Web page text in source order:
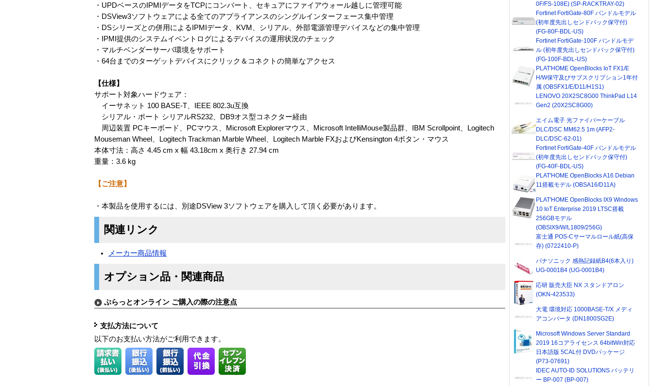
・UPDベースのIPMIデータをTCPにコンバート、セキュアにファイアウォール越しに管理可能
・DSView3ソフトウェアによる全てのアプライアンスのシングルインターフェース集中管理
・DSシリーズとの併用によるIPMIデータ、KVM、シリアル、外部電源管理デバイスなどの集中管理
・IPMI提供のシステムイベントログによるデバイスの運用状況のチェック
・マルチベンダーサーバ環境をサポート
・64台までのターゲットデバイスにクリック＆コネクトの簡単なアクセス
【仕様】
サポート対象ハードウェア：
イーサネット 100 BASE-T、IEEE 802.3u互換
シリアル・ポート シリアルRS232、DB9オス型コネクター経由
周辺装置 PCキーボード、PCマウス、Microsoft Explorerマウス、Microsoft IntelliMouse製品群、IBM Scrollpoint、Logitech
Mouseman Wheel、Logitech Trackman Marble Wheel、Logitech Marble FXおよびKensington 4ボタン・マウス
本体寸法：高さ 4.45 cm x 幅 43.18cm x 奥行き 27.94 cm
重量：3.6 kg
【ご注意】
・本製品を使用するには、別途DSView 3ソフトウェアを購入して頂く必要があります。
関連リンク
メーカー商品情報
オプション品・関連商品
ぷらっとオンライン ご購入の際の注意点
支払方法について
以下のお支払い方法がご利用できます。
0F/FS-108E) (SP-RACKTRAY-02)
Fortinet FortiGate-80F バンドルモデル
(初年度先出しセンドバック保守付)
(FG-80F-BDL-US)
Fortinet FortiGate-100F バンドルモデ
ル (初年度先出しセンドバック保守付)
(FG-100F-BDL-US)
PLAT'HOME OpenBlocks IoT FX1/E
H/W保守及びサブスクリプション1年付
属 (OBSFX1/E/D11/H1S1)
LENOVO 20X2SC8G00 ThinkPad L14
Gen2 (20X2SC8G00)
エイム電子 光ファイバーケーブル
DLC/DSC MM62.5 1m (AFP2-
DLC/DSC-62-01)
Fortinet FortiGate-40F バンドルモデル
(初年度先出しセンドバック保守付)
(FG-40F-BDL-US)
PLAT'HOME OpenBlocks A16 Debian
11搭載モデル (OBSA16/D11A)
PLAT'HOME OpenBlocks IX9 Windows
10 IoT Enterprise 2019 LTSC搭載
256GBモデル
(OBSIX9/W/L1809/256G)
富士通 POS-Cサーマルロール紙(高保
存) (0722410-P)
パナソニック 感熱記録紙B4(6本入り)
UG-0001B4 (UG-0001B4)
応研 販売大臣 NX スタンドアロン
(OKN-423533)
大電 環境対応 1000BASE-T/X メディ
アコンバータ (DN1800SG2E)
Microsoft Windows Server Standard
2019 16コアライセンス 64bitWin対応
日本語版 5CAL付 DVDパッケージ
(P73-07691)
IDEC AUTO-ID SOLUTIONS バッテリ
ー BP-007 (BP-007)